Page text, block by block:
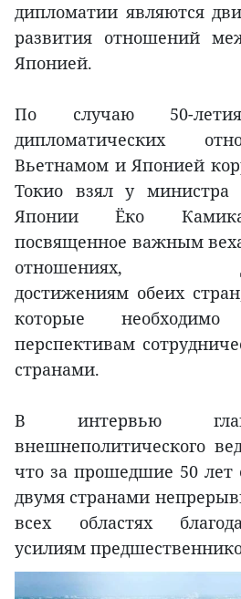
дипломатии являются
развития отношений
Японией.
По случаю 50-летия
дипломатических
Вьетнамом и Японией
Токио взял у министра
Японии Ёко
посвященное важным
отношениях,
достижениям обеих
которые
перспективам
странами.
В интервью
внешнеполитического
что за прошедшие 50
двумя странами
всех областях
усилиям